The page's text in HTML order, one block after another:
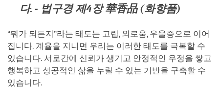
다. - 법구경제4장 華香品(화향품)
“뭐가 되든지”라는 태도는 고립, 외로움, 우울증으로 이어
집니다. 계율을 지니면 우리는 이러한 태도를 극복할 수
있습니다. 서로간에 신뢰가 생기고 안정적인 우정을 쌓고
행복하고 성공적인 삶을 누릴 수 있는 기반을 구축할 수
있습니다.